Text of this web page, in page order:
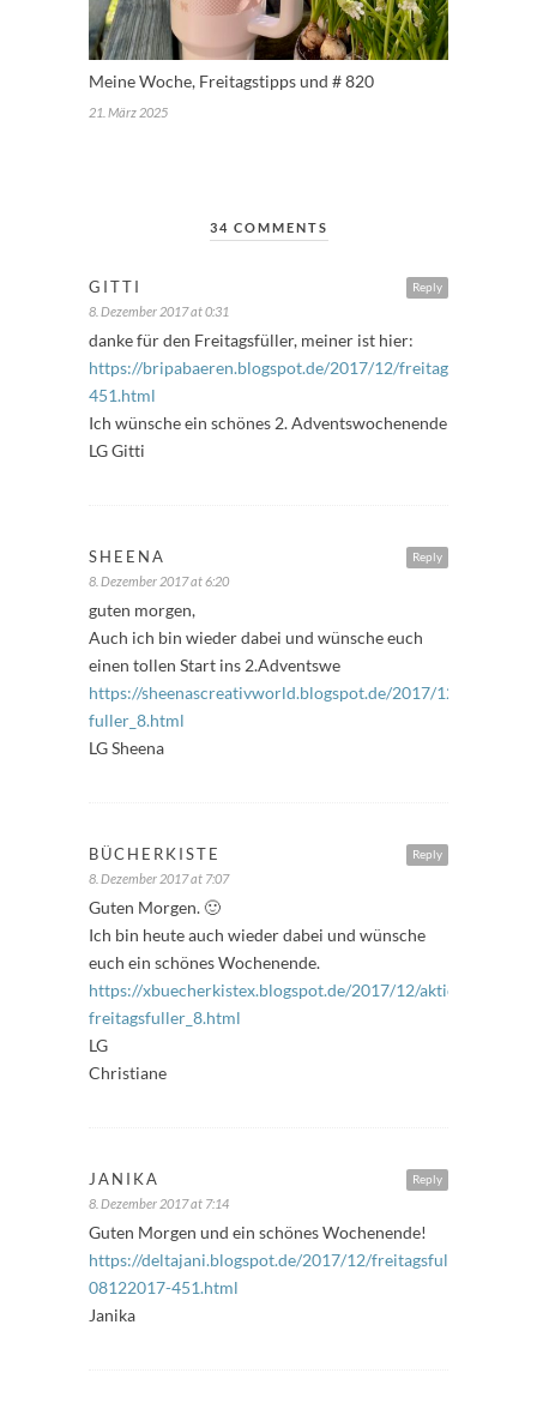
Meine Woche, Freitagstipps und # 820
21. März 2025
34 COMMENTS
Reply
GITTI
8. Dezember 2017 at 0:31
danke für den Freitagsfüller, meiner ist hier:
https://bripabaeren.blogspot.de/2017/12/freitagssfuller-
451.html
Ich wünsche ein schönes 2. Adventswochenende
LG Gitti
Reply
SHEENA
8. Dezember 2017 at 6:20
guten morgen,
Auch ich bin wieder dabei und wünsche euch
einen tollen Start ins 2.Adventswe
https://sheenascreativworld.blogspot.de/2017/12/freitags-
fuller_8.html
LG Sheena
Reply
BÜCHERKISTE
8. Dezember 2017 at 7:07
Guten Morgen. 🙂
Ich bin heute auch wieder dabei und wünsche
euch ein schönes Wochenende.
https://xbuecherkistex.blogspot.de/2017/12/aktion-
freitagsfuller_8.html
LG
Christiane
Reply
JANIKA
8. Dezember 2017 at 7:14
Guten Morgen und ein schönes Wochenende!
https://deltajani.blogspot.de/2017/12/freitagsfuller-
08122017-451.html
Janika